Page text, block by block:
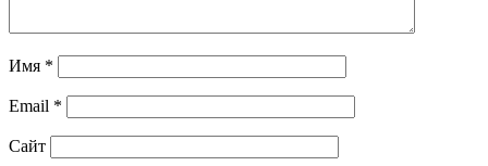
Имя *
Email *
Сайт